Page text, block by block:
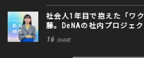
社会人1年目で抱えた「ワ
藤。DeNAの社内プロジェ
生きる道
16 SHARE